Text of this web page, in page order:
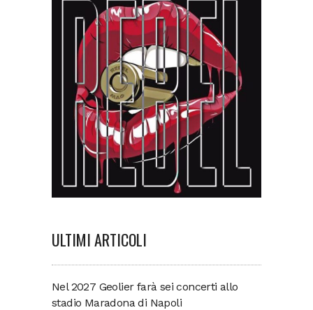
ULTIMI ARTICOLI
Nel 2027 Geolier farà sei concerti allo
stadio Maradona di Napoli